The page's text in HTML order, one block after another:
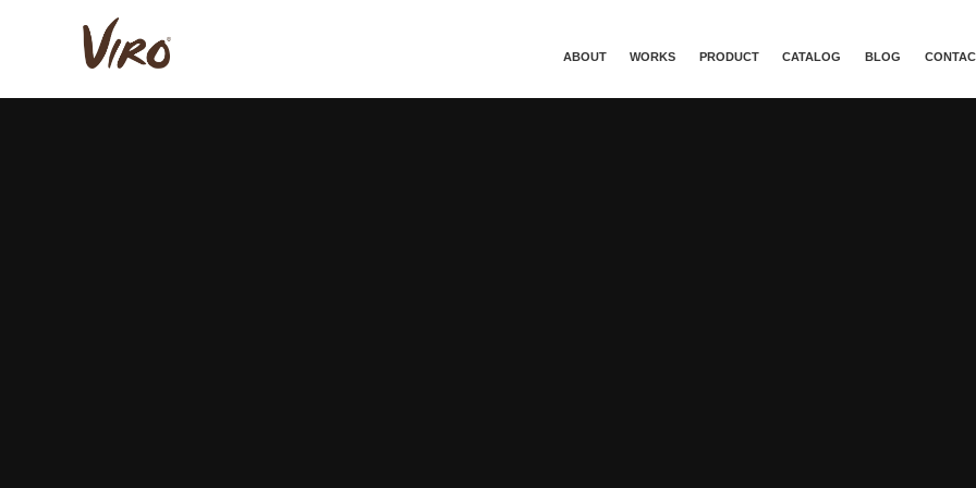
ABOUT WORKS PRODUCT CATALOG BLOG